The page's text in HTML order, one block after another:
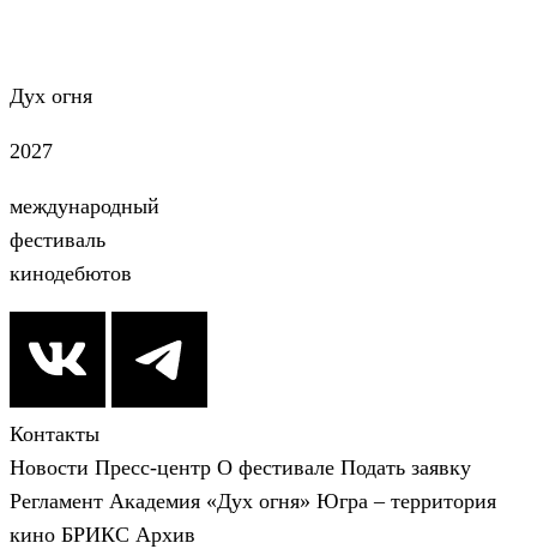
Дух огня
2027
международный
фестиваль
кинодебютов
Контакты
Новости Пресс-центр О фестивале Подать заявку
Регламент Академия «Дух огня» Югра – территория
кино БРИКС Архив